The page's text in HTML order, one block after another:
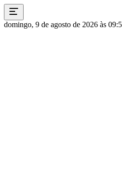
domingo, 9 de agosto de 2026 às